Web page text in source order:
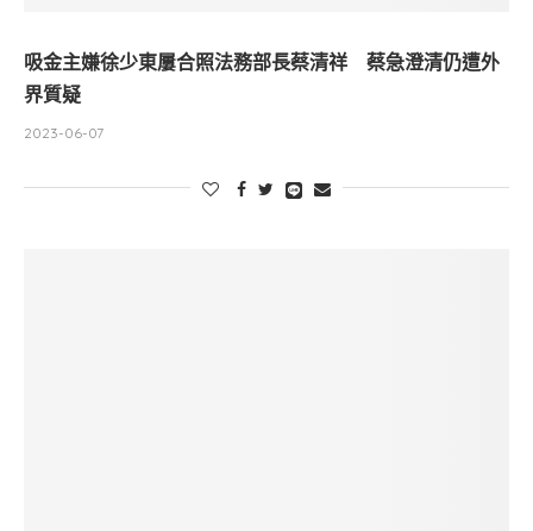
吸金主嫌徐少東屢合照法務部長蔡清祥 蔡急澄清仍遭外
界質疑
2023-06-07